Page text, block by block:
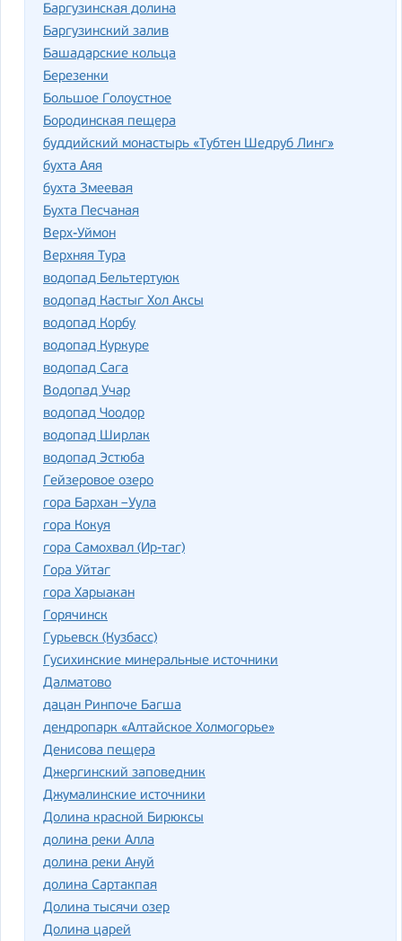
Баргузинская долина
Баргузинский залив
Башадарские кольца
Березенки
Большое Голоустное
Бородинская пещера
буддийский монастырь «Тубтен Шедруб Линг»
бухта Аяя
бухта Змеевая
Бухта Песчаная
Верх-Уймон
Верхняя Тура
водопад Бельтертуюк
водопад Кастыг Хол Аксы
водопад Корбу
водопад Куркуре
водопад Сага
Водопад Учар
водопад Чоодор
водопад Ширлак
водопад Эстюба
Гейзеровое озеро
гора Бархан –Уула
гора Кокуя
гора Самохвал (Ир-таг)
Гора Уйтаг
гора Харыакан
Горячинск
Гурьевск (Кузбасс)
Гусихинские минеральные источники
Далматово
дацан Ринпоче Багша
дендропарк «Алтайское Холмогорье»
Денисова пещера
Джергинский заповедник
Джумалинские источники
Долина красной Бирюксы
долина реки Алла
долина реки Ануй
долина Сартакпая
Долина тысячи озер
Долина царей